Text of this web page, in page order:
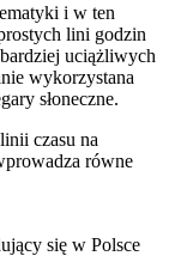
i w ten
lini godzin
uciążliwych
wykorzystana
słoneczne.
czasu na
równe
się w Polsce